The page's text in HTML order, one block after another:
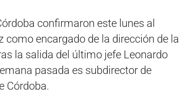
confirmaron este lunes al
encargado de la dirección de la
la salida del último jefe Leonardo
pasada es subdirector de
Córdoba.